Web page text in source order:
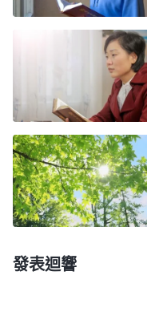
神再
過了一段時間
的弟兄姊妹在我家
來，弟兄姊妹聽後耐
兄姊妹給我讀神的話
人，同時又厭煩這些
等待很久才能得到從
的心，尋找你的靈，
來，不再乾渴，不再
泣，全能神
發表迴響